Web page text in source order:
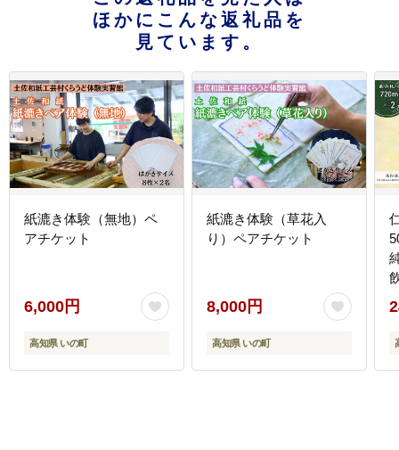
ほかにこんな返礼品を
見ています。
紙漉き体験（無地）ペ
アチケット
6,000円
高知県 いの町
紙漉き体験（草花入
り）ペアチケット
8,000円
高知県 いの町